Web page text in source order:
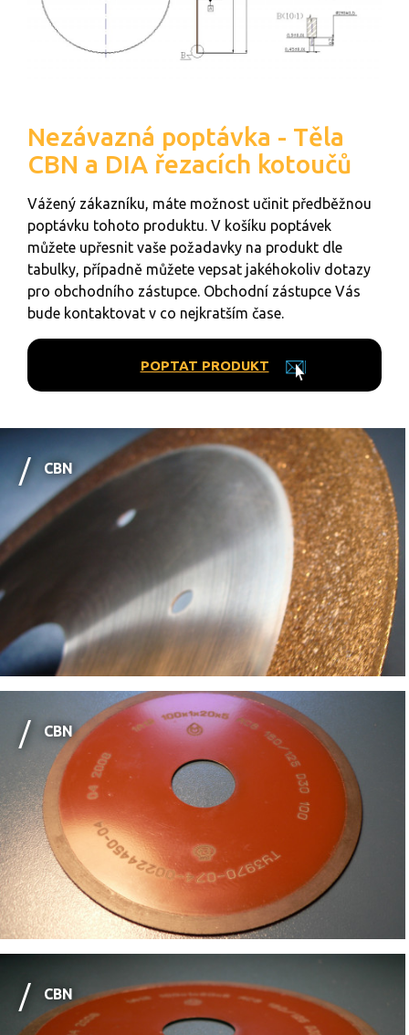
Nezávazná poptávka - Těla
CBN a DIA řezacích kotoučů
Vážený zákazníku, máte možnost učinit předběžnou
poptávku tohoto produktu. V košíku poptávek
můžete upřesnit vaše požadavky na produkt dle
tabulky, případně můžete vepsat jakéhokoliv dotazy
pro obchodního zástupce. Obchodní zástupce Vás
bude kontaktovat v co nejkratším čase.
POPTAT PRODUKT
CBN
CBN
CBN